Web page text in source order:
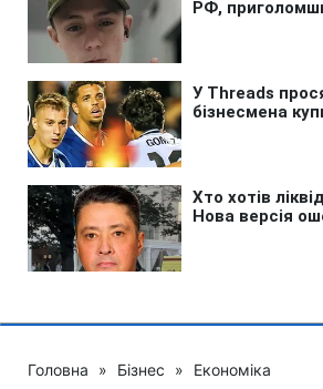
Головна » Бізнес » Економіка